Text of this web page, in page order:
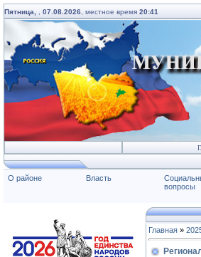
Пятница, 07.08.2026 , местное время 20:41
О районе Власть
вопросы
Главная »